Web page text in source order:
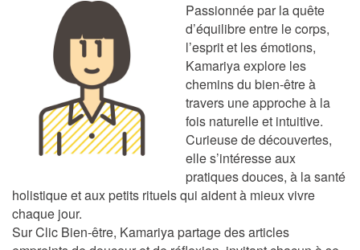
Passionnée par la quête
d’équilibre entre le corps,
l’esprit et les émotions,
Kamariya explore les
chemins du bien-être à
travers une approche à la
fois naturelle et intuitive.
Curieuse de découvertes,
elle s’intéresse aux
pratiques douces, à la santé
holistique et aux petits rituels qui aident à mieux vivre
chaque jour.
SurClic Bien-être, Kamariya partage des articles